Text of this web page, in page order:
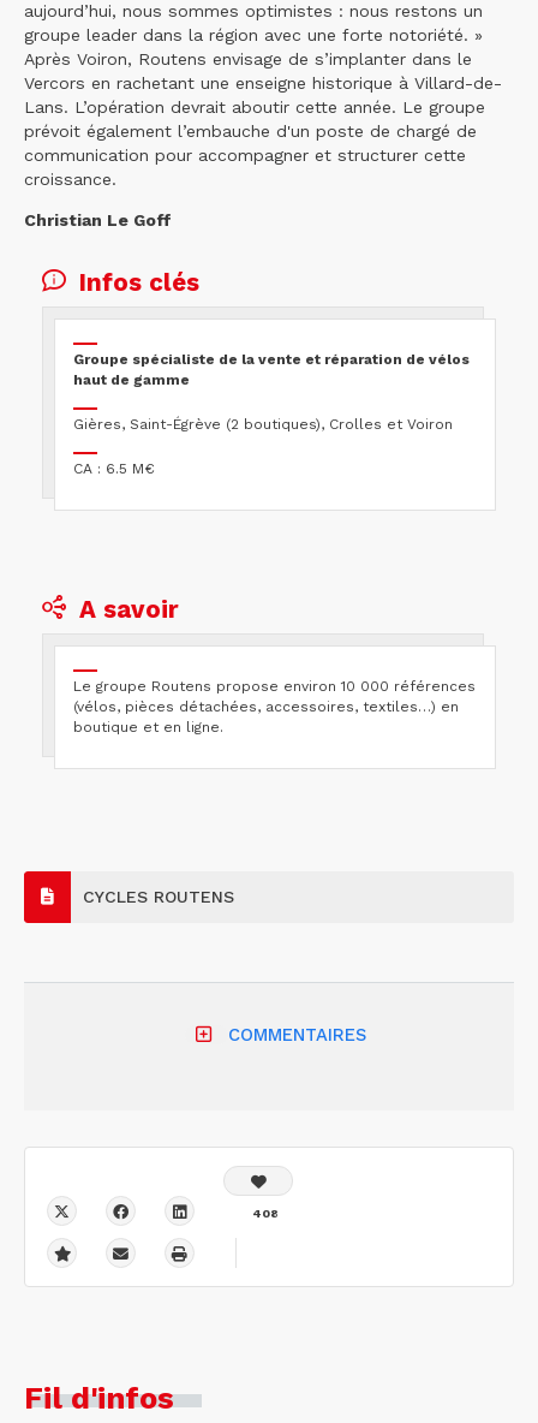
aujourd’hui, nous sommes optimistes : nous restons un
groupe leader dans la région avec une forte notoriété. »
Après Voiron, Routens envisage de s’implanter dans le
Vercors en rachetant une enseigne historique à Villard-de-
Lans. L’opération devrait aboutir cette année. Le groupe
prévoit également l’embauche d'un poste de chargé de
communication pour accompagner et structurer cette
croissance.
Christian Le Goff
Infos clés
Groupe spécialiste de la vente et réparation de vélos
haut de gamme
Gières, Saint-Égrève (2 boutiques), Crolles et Voiron
CA : 6.5 M€
A savoir
Le groupe Routens propose environ 10 000 références
(vélos, pièces détachées, accessoires, textiles…) en
boutique et en ligne.
CYCLES ROUTENS
COMMENTAIRES
408
Fil d'infos